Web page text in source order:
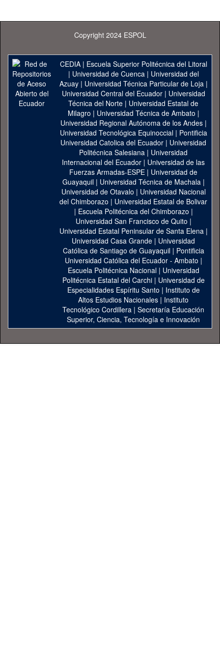
Copyright 2024 ESPOL
CEDIA| Escuela Superior Politécnica del Litoral
| Universidad de Cuenca| Universidad del
Azuay| Universidad Técnica Particular de Loja|
Universidad Central del Ecuador| Universidad
Técnica del Norte | Universidad Estatal de
Milagro | Universidad Técnica de Ambato |
Universidad Regional Autónoma de los Andes|
Universidad Tecnológica Equinoccial| Pontificia
Universidad Catolica del Ecuador | Universidad
Politécnica Salesiana | Universidad
Internacional del Ecuador | Universidad de las
Fuerzas Armadas-ESPE | Universidad de
Guayaquil| Universidad Técnica de Machala|
Universidad de Otavalo | Universidad Nacional
del Chimborazo | Universidad Estatal de Bolivar
| Escuela Politécnica del Chimborazo |
Universidad San Francisco de Quito |
Universidad Estatal Peninsular de Santa Elena|
Universidad Casa Grande | Universidad
Católica de Santiago de Guayaquil| Pontificia
Universidad Católica del Ecuador - Ambato |
Escuela Politécnica Nacional| Universidad
Politécnica Estatal del Carchi| Universidad de
Especialidades Espíritu Santo | Instituto de
Altos Estudios Nacionales | Instituto
Tecnológico Cordillera | Secretaría Educación
Superior, Ciencia, Tecnología e Innovación